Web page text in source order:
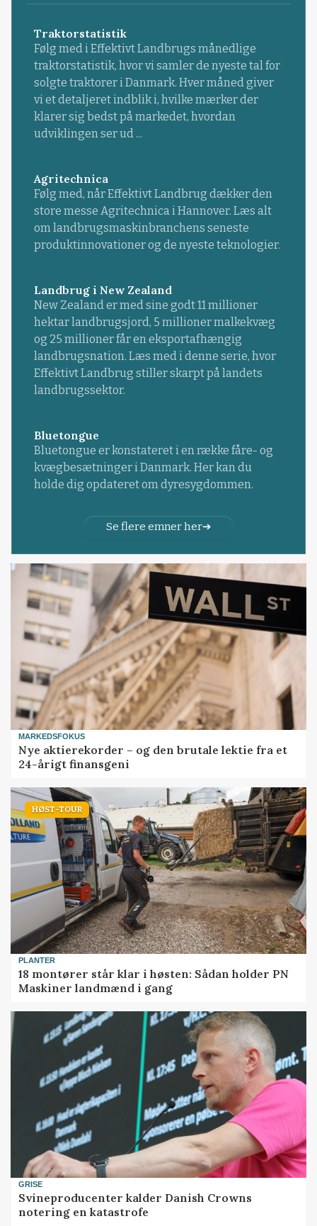
Traktorstatistik
Følg med i Effektivt Landbrugs månedlige
traktorstatistik, hvor vi samler de nyeste tal for
solgte traktorer i Danmark. Hver måned giver
vi et detaljeret indblik i, hvilke mærker der
klarer sig bedst på markedet, hvordan
udviklingen ser ud ...
Agritechnica
Følg med, når Effektivt Landbrug dækker den
store messe Agritechnica i Hannover. Læs alt
om landbrugsmaskinbranchens seneste
produktinnovationer og de nyeste teknologier.
Landbrug i New Zealand
New Zealand er med sine godt 11 millioner
hektar landbrugsjord, 5 millioner malkekvæg
og 25 millioner får en eksportafhængig
landbrugsnation. Læs med i denne serie, hvor
Effektivt Landbrug stiller skarpt på landets
landbrugssektor.
Bluetongue
Bluetongue er konstateret i en række fåre- og
kvægbesætninger i Danmark. Her kan du
holde dig opdateret om dyresygdommen.
Se flere emner her
MARKEDSFOKUS
Nye aktierekorder – og den brutale lektie fra et
24-årigt finansgeni
HØST-TOUR
PLANTER
18 montører står klar i høsten: Sådan holder PN
Maskiner landmænd i gang
GRISE
Svineproducenter kalder Danish Crowns
notering en katastrofe